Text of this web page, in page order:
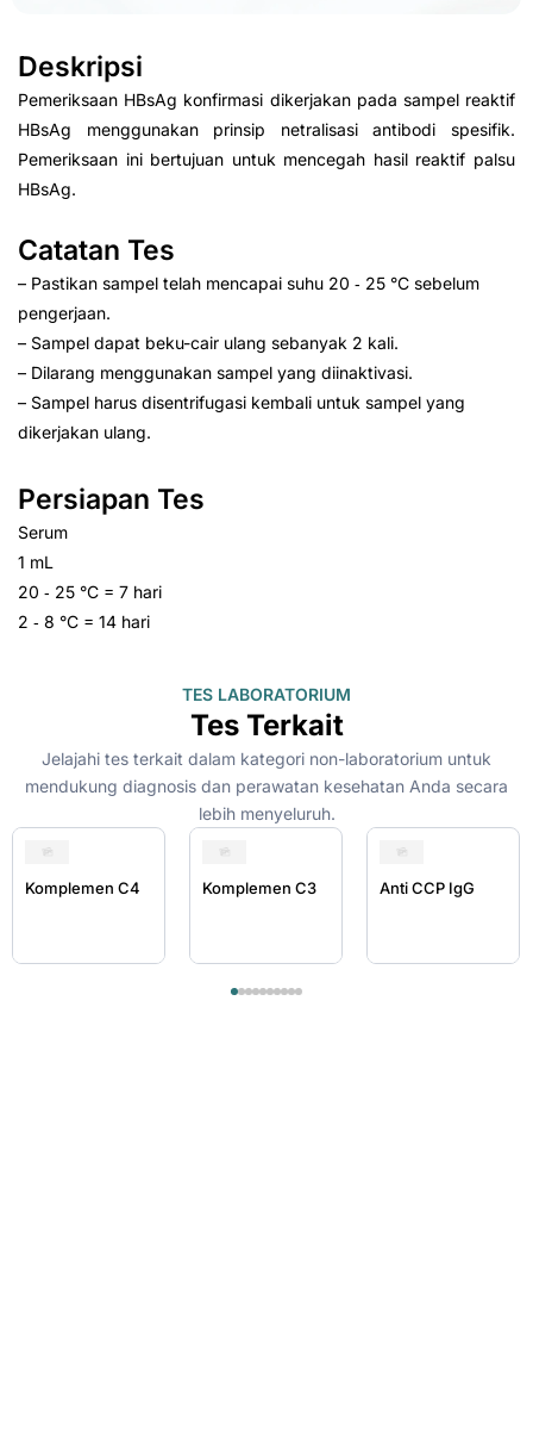
Deskripsi
Pemeriksaan HBsAg konfirmasi dikerjakan pada sampel reaktif
HBsAg menggunakan prinsip netralisasi antibodi spesifik.
Pemeriksaan ini bertujuan untuk mencegah hasil reaktif palsu
HBsAg.
Catatan Tes
– Pastikan sampel telah mencapai suhu 20 ‑ 25 °C sebelum
pengerjaan.
– Sampel dapat beku-cair ulang sebanyak 2 kali.
– Dilarang menggunakan sampel yang diinaktivasi.
– Sampel harus disentrifugasi kembali untuk sampel yang
dikerjakan ulang.
Persiapan Tes
Serum
1 mL
20 ‑ 25 °C = 7 hari
2 ‑ 8 °C = 14 hari
TES LABORATORIUM
Tes Terkait
Jelajahi tes terkait dalam kategori non-laboratorium untuk
mendukung diagnosis dan perawatan kesehatan Anda secara
lebih menyeluruh.
Komplemen C4 Komplemen C3 Anti CCP IgG